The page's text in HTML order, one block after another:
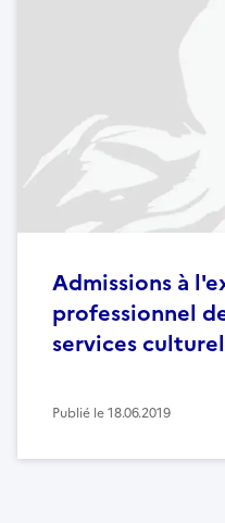
Admissions à
professionnel
services
Publié le18.06.2019